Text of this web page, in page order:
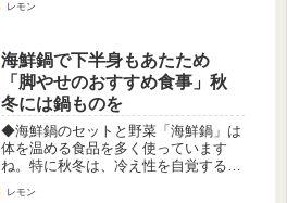
99.3％！クレンジング リ・ダーマラ
って扱いやすそうです。リ・ダーマ
ラ...
レモン
海鮮鍋で下半身もあたため
「脚やせのおすすめ食事」秋
冬には鍋ものを
◆海鮮鍋のセットと野菜「海鮮鍋」は
体を温める食品を多く使っています
ね。特に秋冬は、冷え性を自覚する人
レモン